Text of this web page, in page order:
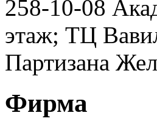
258-10-08
этаж; ТЦ
Партизана
Фирма